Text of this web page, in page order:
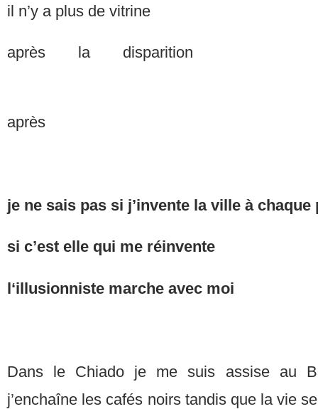
il n’y a plus de vitrine
après la
après
je ne sais pas si j’invente la ville à chaque
si c’est elle qui me
l‘illusionniste marche avec moi
Dans le Chiado je me suis assise au
j’enchaîne les cafés noirs tandis que la vie